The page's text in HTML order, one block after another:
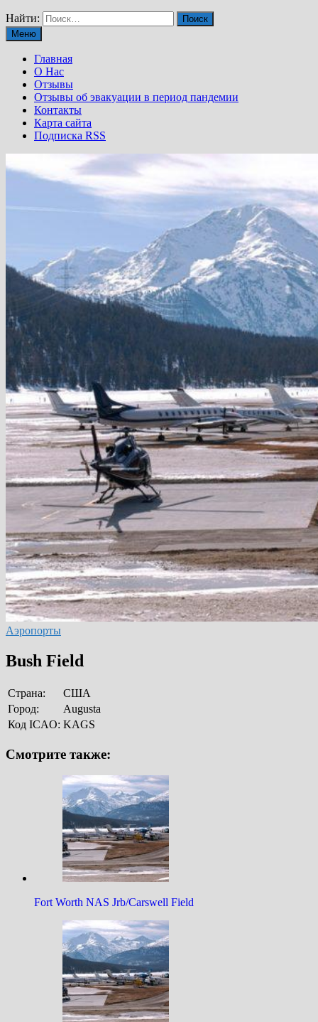
Найти:
Меню
Главная
О Нас
Отзывы
Отзывы об эвакуации в период пандемии
Контакты
Карта сайта
Подписка RSS
Аэропорты
Bush Field
Страна:
США
Город:
Augusta
Код ICAO: KAGS
Смотрите также:
Fort Worth NAS Jrb/Carswell Field